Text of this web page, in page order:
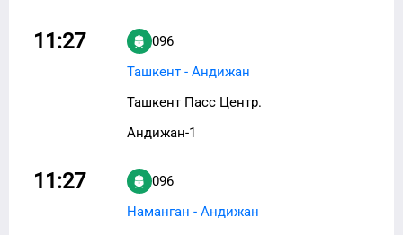
11:27
096
Ташкент - Андижан
Ташкент Пасс Центр.
Андижан-1
11:27
096
Наманган - Андижан